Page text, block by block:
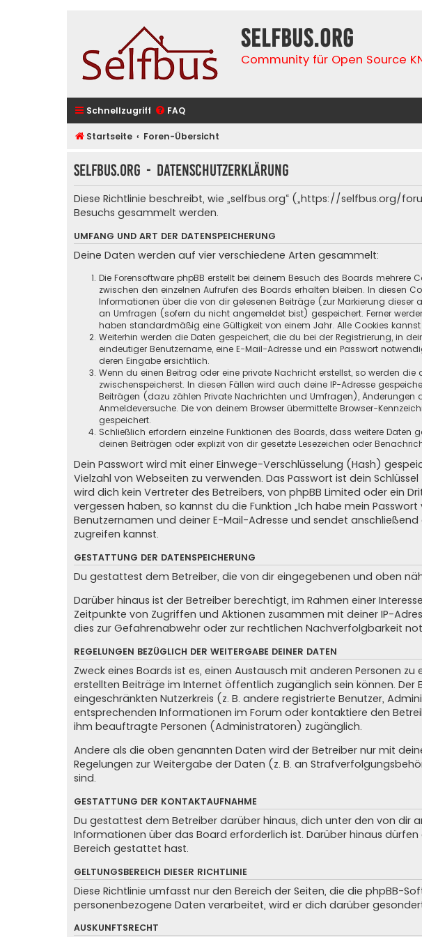
selfbus.org
Community für Open Source
Schnellzugriff FAQ
Startseite Foren-Übersicht
selfbus.org - Datenschutzerklärung
Diese Richtlinie beschreibt, wie „selfbus.org“ („https://selfbus.org/
Besuchs gesammelt werden.
UMFANG UND ART DER DATENSPEICHERUNG
Deine Daten werden auf vier verschiedene Arten gesammelt:
Die Forensoftware phpBB erstellt bei deinem Besuch des Boards
zwischen den einzelnen Aufrufen des Boards erhalten bleiben. In diesen
Informationen über die von dir gelesenen Beiträge (zur Markierung
an Umfragen (sofern du nicht angemeldet bist) gespeichert. Ferner
haben standardmäßig eine Gültigkeit von einem Jahr. Alle Cookies kannst
Weiterhin werden die Daten gespeichert, die du bei der Registrierung, in
eindeutiger Benutzername, eine E-Mail-Adresse und ein Passwort
deren Eingabe ersichtlich.
Wenn du einen Beitrag oder eine private Nachricht erstellst, so werden
zwischenspeicherst. In diesen Fällen wird auch deine IP-Adresse
Beiträgen (dazu zählen Private Nachrichten und Umfragen), Änderungen
Anmeldeversuche. Die von deinem Browser übermittelte Browser-
gespeichert.
Schließlich erfordern einzelne Funktionen des Boards, dass weitere
deinen Beiträgen oder explizit von dir gesetzte Lesezeichen oder
Dein Passwort wird mit einer Einwege-Verschlüsselung (Hash)
Vielzahl von Webseiten zu verwenden. Das Passwort ist dein
wird dich kein Vertreter des Betreibers, von phpBB Limited oder ein
vergessen haben, so kannst du die Funktion „Ich habe mein
Benutzernamen und deiner E-Mail-Adresse und sendet
zugreifen kannst.
GESTATTUNG DER DATENSPEICHERUNG
Du gestattest dem Betreiber, die von dir eingegebenen und oben
Darüber hinaus ist der Betreiber berechtigt, im Rahmen einer
Zeitpunkte von Zugriffen und Aktionen zusammen mit deiner IP-
dies zur Gefahrenabwehr oder zur rechtlichen Nachverfolgbarkeit
REGELUNGEN BEZÜGLICH DER WEITERGABE DEINER DATEN
Zweck eines Boards ist es, einen Austausch mit anderen Personen
erstellten Beiträge im Internet öffentlich zugänglich sein können.
eingeschränkten Nutzerkreis (z. B. andere registrierte Benutzer,
entsprechenden Informationen im Forum oder kontaktiere den
ihm beauftragte Personen (Administratoren) zugänglich.
Andere als die oben genannten Daten wird der Betreiber nur mit
Regelungen zur Weitergabe der Daten (z. B. an
sind.
GESTATTUNG DER KONTAKTAUFNAHME
Du gestattest dem Betreiber darüber hinaus, dich unter den von dir
Informationen über das Board erforderlich ist. Darüber hinaus
Bereich gestattet hast.
GELTUNGSBEREICH DIESER RICHTLINIE
Diese Richtlinie umfasst nur den Bereich der Seiten, die die phpBB-
personenbezogene Daten verarbeitet, wird er dich darüber
AUSKUNFTSRECHT